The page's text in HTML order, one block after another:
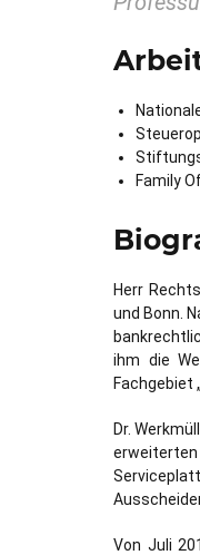
Family
Herr
und Bonn.
ihm die
Fachgebiet
Dr.
Von Juli